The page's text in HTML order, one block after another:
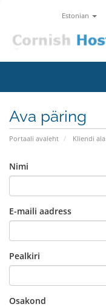
Estonian
Ava päring
Portaali avaleht Kliendi ala
Nimi
E-maili aadress
Pealkiri
Osakond